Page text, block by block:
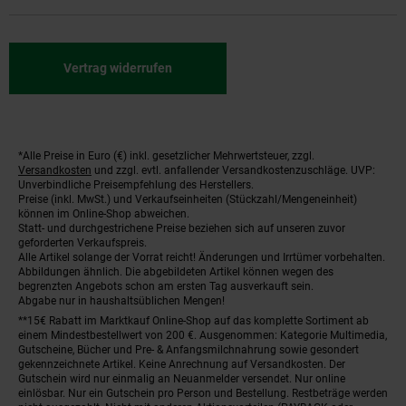
Vertrag widerrufen
Fußnoten
*Alle Preise in Euro (€) inkl. gesetzlicher Mehrwertsteuer, zzgl.
Versandkosten und zzgl. evtl. anfallender Versandkostenzuschläge. UVP:
Unverbindliche Preisempfehlung des Herstellers.
Preise (inkl. MwSt.) und Verkaufseinheiten (Stückzahl/Mengeneinheit)
können im Online-Shop abweichen.
Statt- und durchgestrichene Preise beziehen sich auf unseren zuvor
geforderten Verkaufspreis.
Alle Artikel solange der Vorrat reicht! Änderungen und Irrtümer vorbehalten.
Abbildungen ähnlich. Die abgebildeten Artikel können wegen des
begrenzten Angebots schon am ersten Tag ausverkauft sein.
Abgabe nur in haushaltsüblichen Mengen!
**15€ Rabatt im Marktkauf Online-Shop auf das komplette Sortiment ab
einem Mindestbestellwert von 200 €. Ausgenommen: Kategorie Multimedia,
Gutscheine, Bücher und Pre- & Anfangsmilchnahrung sowie gesondert
gekennzeichnete Artikel. Keine Anrechnung auf Versandkosten. Der
Gutschein wird nur einmalig an Neuanmelder versendet. Nur online
einlösbar. Nur ein Gutschein pro Person und Bestellung. Restbeträge werden